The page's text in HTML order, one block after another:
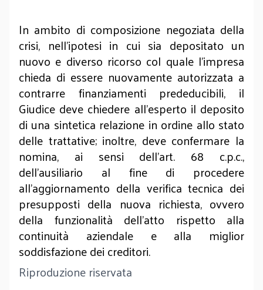
In ambito di composizione negoziata della
crisi, nell'ipotesi in cui sia depositato un
nuovo e diverso ricorso col quale l’impresa
chieda di essere nuovamente autorizzata a
contrarre finanziamenti prededucibili, il
Giudice deve chiedere all’esperto il deposito
di una sintetica relazione in ordine allo stato
delle trattative; inoltre, deve confermare la
nomina, ai sensi dell’art. 68 c.p.c.,
dell’ausiliario al fine di procedere
all’aggiornamento della verifica tecnica dei
presupposti della nuova richiesta, ovvero
della funzionalità dell’atto rispetto alla
continuità aziendale e alla miglior
soddisfazione dei creditori.
Riproduzione riservata